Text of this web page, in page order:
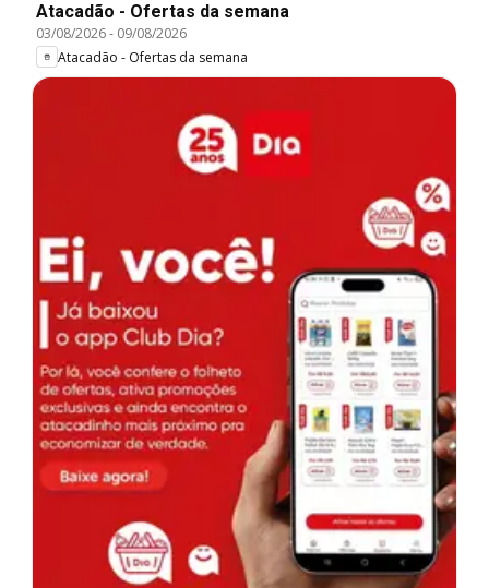
Atacadão - Ofertas da semana
03/08/2026- 09/08/2026
Atacadão - Ofertas da semana